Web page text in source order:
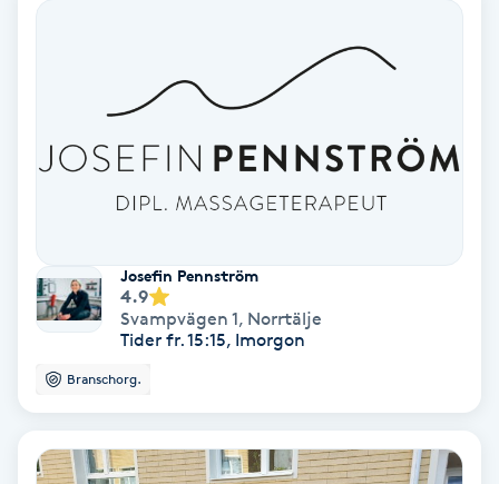
Hårborttagning
Hårförlängning
Hälsprickor
Josefin Pennström
4.9
Svampvägen 1, Norrtälje
Tider fr. 15:15, Imorgon
Branschorg.